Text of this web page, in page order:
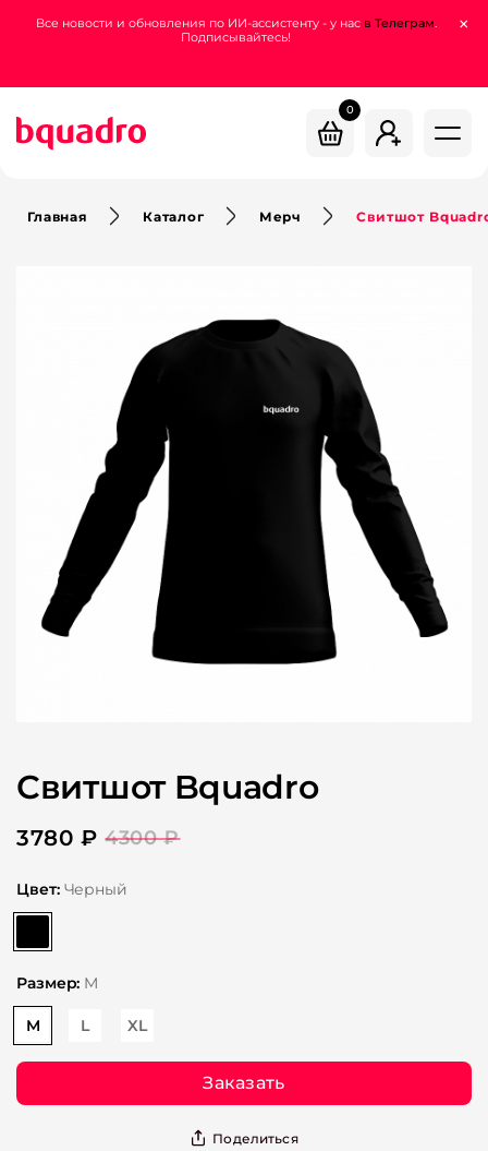
×
Все новости и обновления по ИИ-ассистенту - у нас в Телеграм.
Подписывайтесь!
0
Главная Каталог Мерч Свитшот
Свитшот Bquadro
3780 ₽ 4300₽
Цвет: Черный
Размер: M
M L XL
Заказать
Поделиться